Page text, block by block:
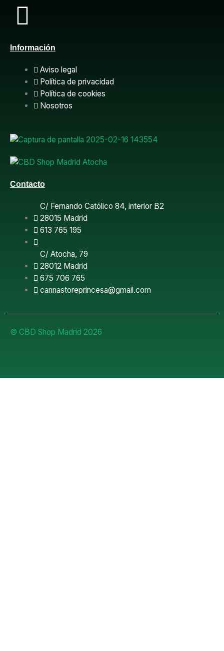
F
a
c
e
b
o
o
k
Información
Aviso legal
Política de privacidad
Política de cookies
Nosotros
Contacto
C/ Fernando Católico 84, interior B2
28015 Madrid
613 765 195
C/ Atocha, 79
28012 Madrid
675 706 765
cannastoreprincesa@gmail.com
© CBD Shop Madrid 2026